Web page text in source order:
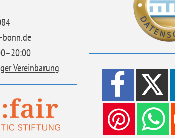
Vereinbarung